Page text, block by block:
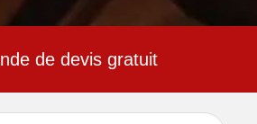
de devis gratuit